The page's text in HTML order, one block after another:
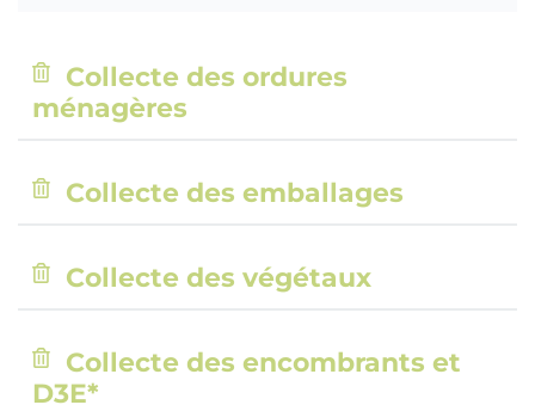
Collecte des ordures
ménagères
Collecte des emballages
Collecte des végétaux
Collecte des encombrants et
D3E*